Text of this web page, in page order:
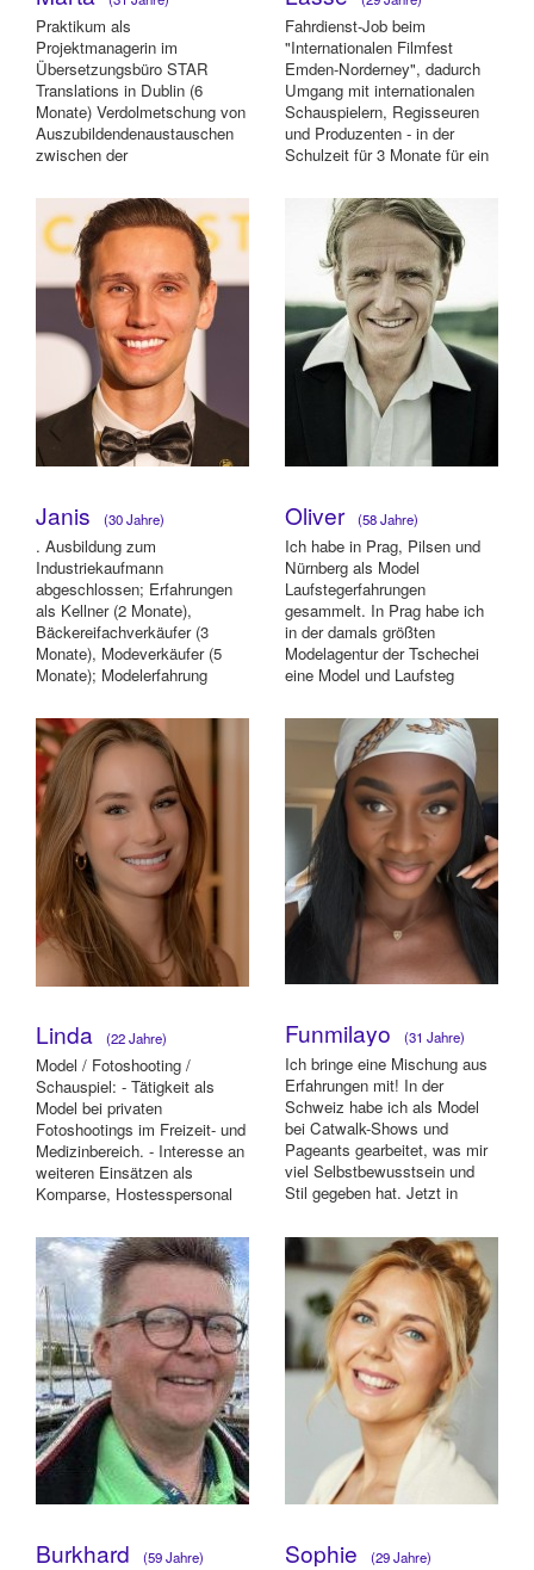
Praktikum als
Projektmanagerin im
Übersetzungsbüro STAR
Translations in Dublin (6
Monate) Verdolmetschung von
Auszubildendenaustauschen
zwischen der
Wiesbaden und Posen (2
Wochen) Kon...
Fahrdienst-Job beim
"Internationalen Filmfest
Emden-Norderney", dadurch
Umgang mit internationalen
Schauspielern, Regisseuren
und Produzenten - in der
Schulzeit für 3 Monate für ein
Janis (30 Jahre)
. Ausbildung zum
Industriekaufmann
abgeschlossen; Erfahrungen
als Kellner (2 Monate),
Bäckereifachverkäufer (3
Monate), Modeverkäufer (5
Monate); Modelerfahrung
Oliver (58 Jahre)
Ich habe in Prag, Pilsen und
Nürnberg als Model
Laufstegerfahrungen
gesammelt. In Prag habe ich
in der damals größten
Modelagentur der Tschechei
eine Model und Laufsteg
Linda (22 Jahre)
Model / Fotoshooting /
Schauspiel: - Tätigkeit als
Model bei privaten
Fotoshootings im Freizeit- und
Medizinbereich. - Interesse an
weiteren Einsätzen als
Komparse, Hostesspersonal
Funmilayo (31 Jahre)
Ich bringe eine Mischung aus
Erfahrungen mit! In der
Schweiz habe ich als Model
bei Catwalk-Shows und
Pageants gearbeitet, was mir
viel Selbstbewusstsein und
Stil gegeben hat. Jetzt in
Burkhard (59 Jahre) Sophie (29 Jahre)